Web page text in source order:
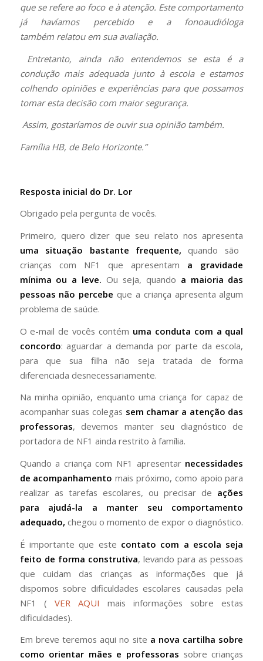
que se refere ao foco e à atenção. Este comportamento
já havíamos percebido e a fonoaudióloga
também relatou em sua avaliação.
Entretanto, ainda não entendemos se esta é a
condução mais adequada junto à escola e estamos
colhendo opiniões e experiências para que possamos
tomar esta decisão com maior segurança.
Assim, gostaríamos de ouvir sua opinião também.
Família HB, de Belo Horizonte.”
Resposta inicial do Dr. Lor
Obrigado pela pergunta de vocês.
Primeiro, quero dizer que seu relato nos apresenta
uma situação bastante frequente,quando são
crianças com NF1 que apresentam a gravidade
mínima ou a leve.Ou seja, quando a maioria das
pessoas não percebeque a criança apresenta algum
problema de saúde.
O e-mail de vocês contém uma conduta com a qual
concordo: aguardar a demanda por parte da escola,
para que sua filha não seja tratada de forma
diferenciada desnecessariamente.
Na minha opinião, enquanto uma criança for capaz de
acompanhar suas colegas sem chamar a atenção das
professoras, devemos manter seu diagnóstico de
portadora de NF1 ainda restrito à família.
Quando a criança com NF1 apresentar necessidades
de acompanhamento mais próximo, como apoio para
realizar as tarefas escolares, ou precisar de ações
para ajudá-la a manter seu comportamento
adequado, chegou o momento de expor o diagnóstico.
É importante que este contato com a escola seja
feito de forma construtiva, levando para as pessoas
que cuidam das crianças as informações que já
dispomos sobre dificuldades escolares causadas pela
NF1 ( VER AQUImais informações sobre estas
dificuldades).
Em breve teremos aqui no site a nova cartilha sobre
como orientar mães e professoras sobre crianças